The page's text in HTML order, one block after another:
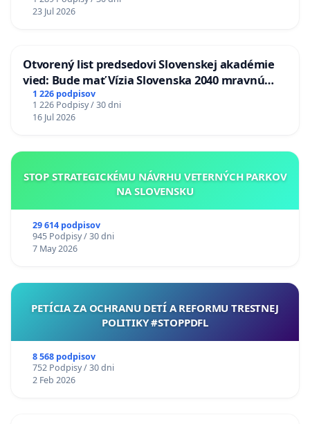
23 Jul 2026
Otvorený list predsedovi Slovenskej akadémie
vied: Bude mať Vízia Slovenska 2040 mravnú
chrbticu?
1 226 podpisov
1 226 Podpisy / 30 dni
16 Jul 2026
STOP STRATEGICKÉMU NÁVRHU VETERNÝCH PARKOV
NA SLOVENSKU
29 614 podpisov
945 Podpisy / 30 dni
7 May 2026
PETÍCIA ZA OCHRANU DETÍ A REFORMU TRESTNEJ
POLITIKY #STOPPDFL
8 568 podpisov
752 Podpisy / 30 dni
2 Feb 2026